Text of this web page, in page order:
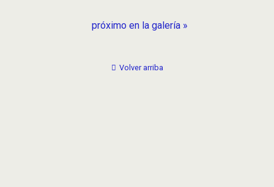
próximo en la galería »
Volver arriba